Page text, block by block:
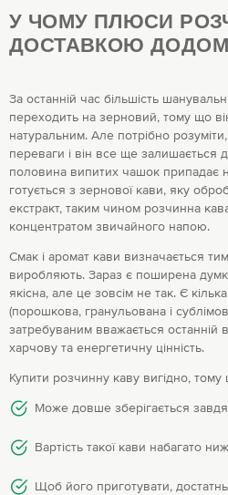
У ЧОМУ ПЛЮСИ
ДОСТАВКОЮ
За останній час більшість
переходить на зерновий, тому що
натуральним. Але потрібно
переваги і він все ще залишається
половина випитих чашок припадає
готується з зернової кави, яку
екстракт, таким чином розчинна
концентратом звичайного напою.
Смак і аромат кави визначається
виробляють. Зараз є поширена
якісна, але це зовсім не так. Є
(порошкова, гранульована і
затребуваним вважається останній
харчову та енергетичну цінність.
Купити розчинну каву вигідно,
Може довше зберігається
Вартість такої кави набагато
Щоб його приготувати,